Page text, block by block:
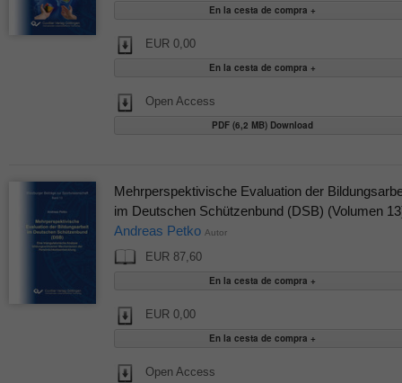
EUR 0,00
Open Access
PDF (6,2 MB) Download
Mehrperspektivische Evaluation der
im Deutschen Schützenbund (DSB) (Volumen
Andreas Petko Autor
EUR 87,60
EUR 0,00
Open Access